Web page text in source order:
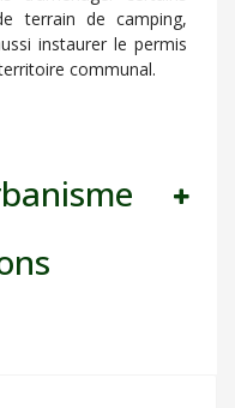
terrain de camping,
instaurer le permis
communal.